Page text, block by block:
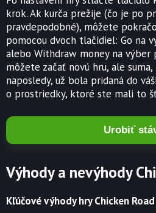
krok. Ak kurča prežije (čo je po
pravdepodobné), môžete
pomocou dvoch tlačidiel: Go na
alebo Withdraw money na výber
môžete začať novú hru, ale
naposledy, už bola pridaná do
o prostriedky, ktoré ste mali to
Urobiť
Výhody a nevýhody
Kľúčové výhody hry Chicken